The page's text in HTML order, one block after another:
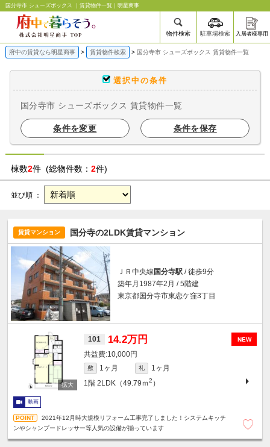
国分寺市 シューズボックス ｜賃貸物件一覧｜明星商事
物件検索 駐車場検索 入居者様専用
府中の賃貸なら明星商事 賃貸物件検索 国分寺市 シューズボックス 賃貸物件一覧
選択中の条件
国分寺市 シューズボックス 賃貸物件一覧
条件を変更 条件を保存
棟数2件 (総物件数： 2件)
並び順 ：
賃貸マンション 国分寺の2LDK賃貸マンション
ＪＲ中央線 国分寺駅 / 徒歩9分
築年月1987年2月 / 5階建
東京都国分寺市東恋ケ窪3丁目
NEW
101 14.2万円
10,000円
敷 1ヶ月 礼
1ヶ月
1階 2LDK（49.79ｍ2 ）
動画
2021年12月時大規模リフォーム工事完了しました！システムキッチ
ンやシャンプードレッサー等人気の設備が揃っています